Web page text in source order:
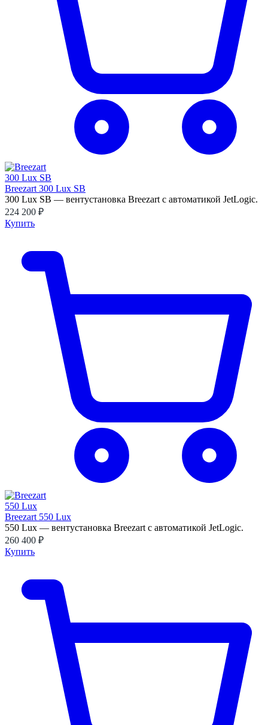
Breezart 300 Lux SB
300 Lux SB — вентустановка Breezart с автоматикой JetLogic.
224 200 ₽
Купить
Breezart 550 Lux
550 Lux — вентустановка Breezart с автоматикой JetLogic.
260 400 ₽
Купить